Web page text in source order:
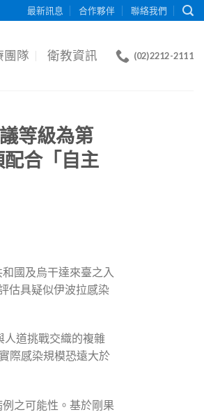
最新訊息 合作夥伴 聯絡我們
團隊 衛教資訊 (02)2212-2111
等級為第
合「自主
國及烏干達來臺之入
估具疑似伊波拉感染
人道挑戰交織的複雜
際感染規模恐遠大於
之可能性。基於剛果